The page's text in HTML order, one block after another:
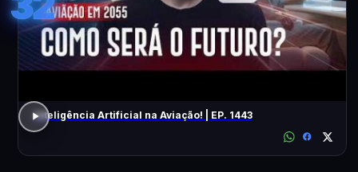
Inteligência Artificial na Aviação! | EP. 1443